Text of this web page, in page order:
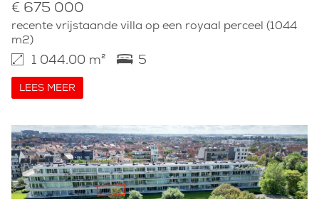
€ 675 000
recente vrijstaande villa op een royaal perceel (1044
m2)
1 044.00 m² 5
LEES MEER